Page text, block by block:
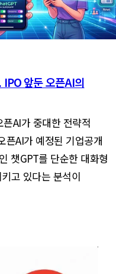
앞둔 오픈AI의
AI가 중대한 전략적
픈AI가 예정된 기업공개
챗GPT를 단순한 대화형
고 있다는 분석이